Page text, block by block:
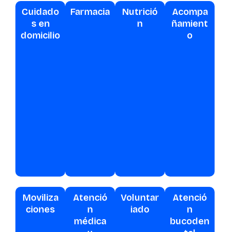
Cuidado
s en
domicilio
Farmacia
Nutrició
n
Acompa
ñamient
o
Moviliza
ciones
Atenció
n
médica
Voluntar
iado
Atenció
n
bucoden